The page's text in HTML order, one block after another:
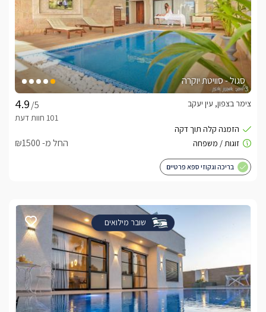
סגול - סוויטת יוקרה
/5
צימר בצפון, עין יעקב
החל מ- ₪1500
בריכה וגקוזי ספא פרטיים
שובר מילואים